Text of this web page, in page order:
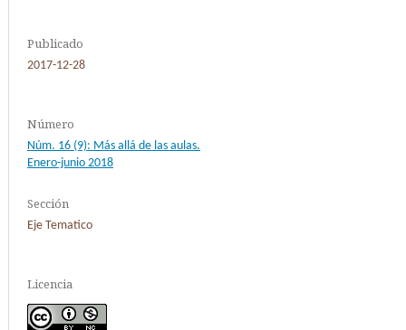
Publicado
2017-12-28
Número
Núm. 16 (9): Más allá de las aulas.
Enero-junio 2018
Sección
Eje Tematico
Licencia